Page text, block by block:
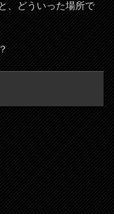
、どういった場所で